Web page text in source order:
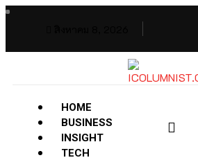
HOME
BUSINESS
INSIGHT
TECH